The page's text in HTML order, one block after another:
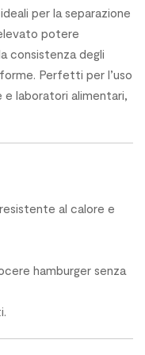
per la separazione
potere
consistenza degli
Perfetti per l’uso
laboratori alimentari,
al calore e
hamburger senza